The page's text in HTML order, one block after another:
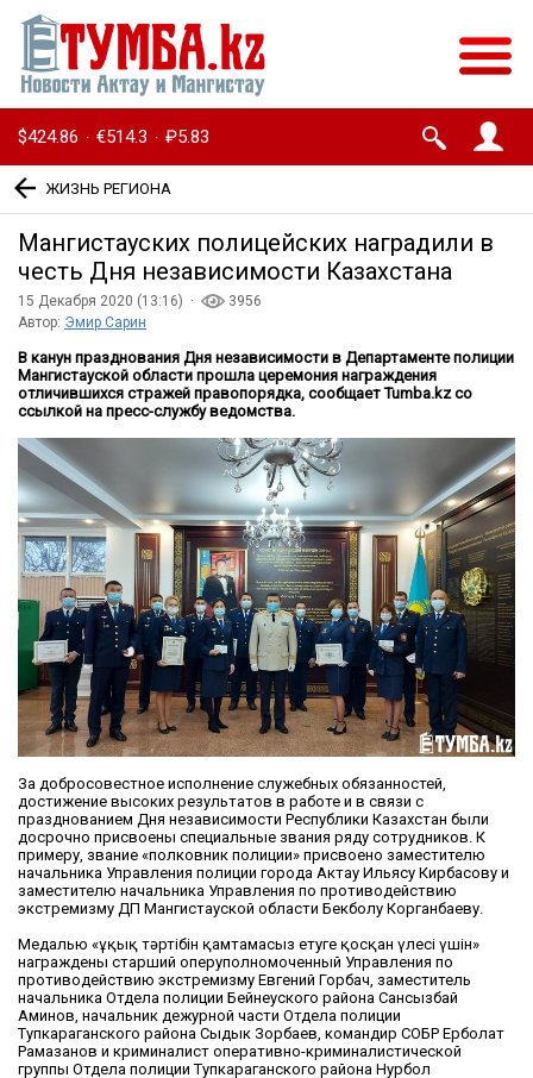
$424.86 · €514.3 · ₽5.83
ЖИЗНЬ РЕГИОНА
Мангистауских полицейских наградили в
честь Дня независимости Казахстана
15 Декабря 2020 (13:16) ·
3956
Автор: Эмир Сарин
В канун празднования Дня независимости в Департаменте полиции
Мангистауской области прошла церемония награждения
отличившихся стражей правопорядка, сообщает Tumba.kz со
ссылкой на пресс-службу ведомства.
За добросовестное исполнение служебных обязанностей,
достижение высоких результатов в работе и в связи с
празднованием Дня независимости Республики Казахстан были
досрочно присвоены специальные звания ряду сотрудников. К
примеру, звание «полковник полиции» присвоено заместителю
начальника Управления полиции города Актау Ильясу Кирбасову и
заместителю начальника Управления по противодействию
экстремизму ДП Мангистауской области Бекболу Корганбаеву.
Медалью «Құқық тәртібін қамтамасыз етуге қосқан үлесі үшін»
награждены старший оперуполномоченный Управления по
противодействию экстремизму Евгений Горбач, заместитель
начальника Отдела полиции Бейнеуского района Сансызбай
Аминов, начальник дежурной части Отдела полиции
Тупкараганского района Сыдык Зорбаев, командир СОБР Ерболат
Рамазанов и криминалист оперативно-криминалистической
группы Отдела полиции Тупкараганского района Нурбол